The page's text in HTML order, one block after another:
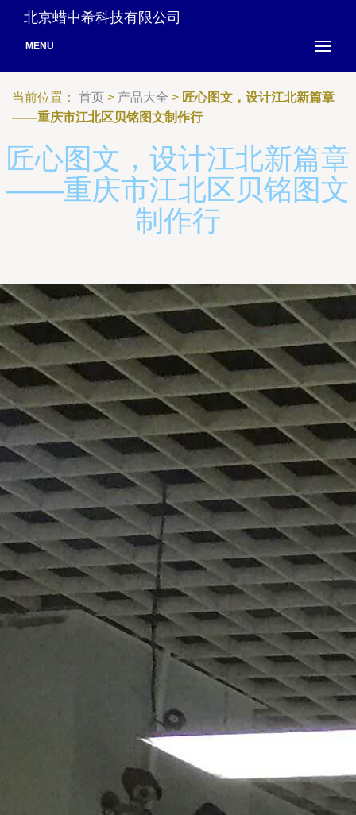
北京蜡中希科技有限公司
MENU
当前位置： 首页 > 产品大全 > 匠心图文，设计江北新篇章
——重庆市江北区贝铭图文制作行
匠心图文，设计江北新篇章
——重庆市江北区贝铭图文
制作行